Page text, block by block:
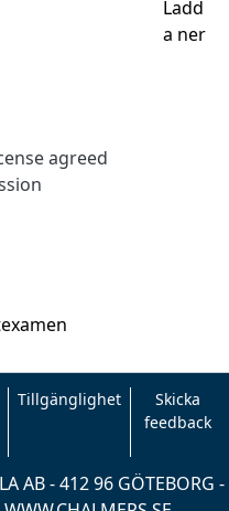
agreed
Ladd
a ner
Tillgänglighet
Skicka
feedback
AB - 412 96 GÖTEBORG -